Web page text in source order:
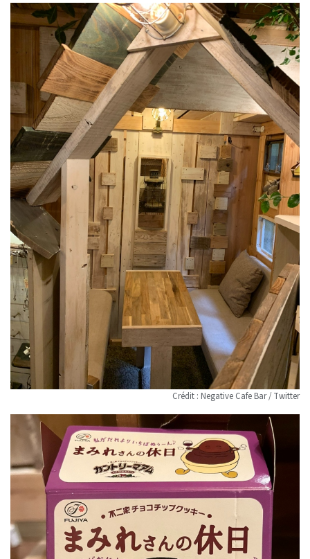
Crédit : Negative Cafe Bar / Twitter